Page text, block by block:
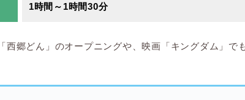
1時間～1時間30分
西郷どん」のオープニングや、映画「キングダム」で